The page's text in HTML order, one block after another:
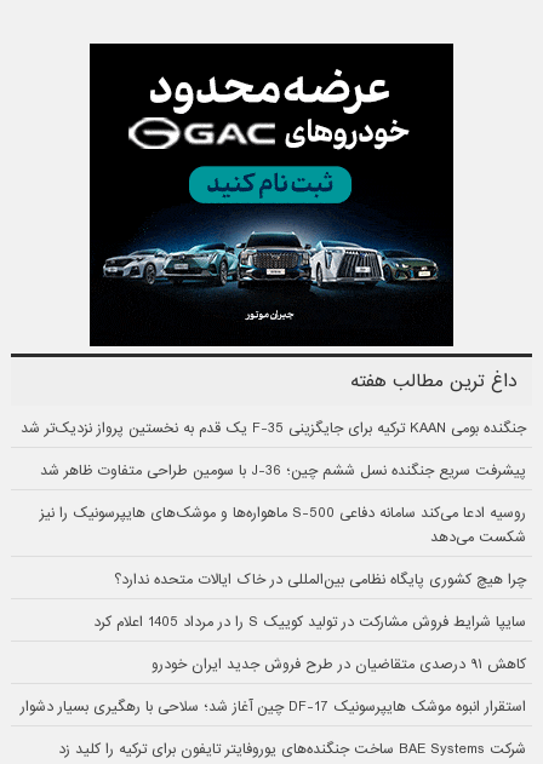
داغ ترین مطالب هفته
جنگنده بومی KAAN ترکیه برای جایگزینی F-35 یک قدم به نخستین پرواز نزدیک‌تر شد
پیشرفت سریع جنگنده نسل ششم چین؛ J-36 با سومین طراحی متفاوت ظاهر شد
روسیه ادعا می‌کند سامانه دفاعی S-500 ماهواره‌ها و موشک‌های هایپرسونیک را نیز
شکست می‌دهد
چرا هیچ کشوری پایگاه نظامی بین‌المللی در خاک ایالات متحده ندارد؟
سایپا شرایط فروش مشارکت در تولید کوییک S را در مرداد 1405 اعلام کرد
کاهش ۹۱ درصدی متقاضیان در طرح فروش جدید ایران خودرو
استقرار انبوه موشک هایپرسونیک DF-17 چین آغاز شد؛ سلاحی با رهگیری بسیار دشوار
شرکت BAE Systems ساخت جنگنده‌های یوروفایتر تایفون برای ترکیه را کلید زد